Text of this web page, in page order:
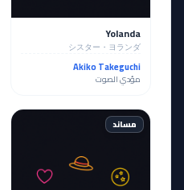
Yolanda
シスター・ヨランダ
Akiko Takeguchi
مؤدي الصوت
مساند